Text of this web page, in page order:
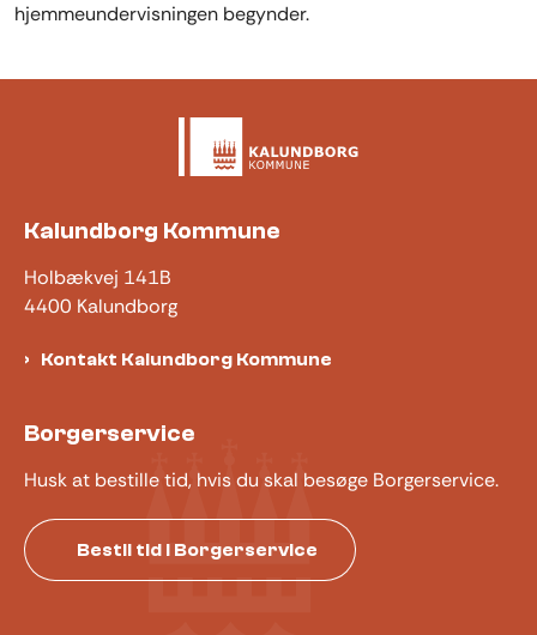
hjemmeundervisningen begynder.
Kalundborg Kommune
Holbækvej 141B
4400 Kalundborg
Kontakt Kalundborg Kommune
Borgerservice
Husk at bestille tid, hvis du skal besøge Borgerservice.
Bestil tid i Borgerservice